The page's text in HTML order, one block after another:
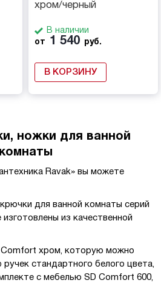
хром/черный
В наличии
от
1 540 руб.
В КОРЗИНУ
ножки для ванной
комнаты
Ravak» вы можете
для ванной комнаты серий
из качественной
Comfort хром, которую можно
ручек стандартного белого цвета,
с мебелью SD Comfort 600,